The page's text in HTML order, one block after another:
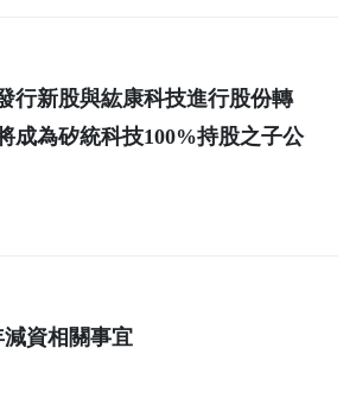
行新股與紘康科技進行股份轉
成為矽統科技100%持股之子公
資相關事宜